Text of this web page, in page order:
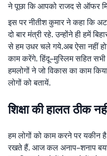
ने पूछा कि आपको राजद से ऑफर
इस पर नीतीश कुमार ने कहा कि
दो बार मंत्री रहे. उन्होंने ही हमें
से हम उधर चले गये.अब ऐसा नहीं
काम करेंगे. हिंदू–मुस्लिम सहित
हमलोगों ने जो विकास का काम
लोगों को बतायें.
शिक्षा की हालत ठीक
हम लोगों को काम करने पर यकीन
रखते हैं. आज कल अनाप–शनाप